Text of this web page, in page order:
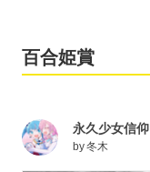
百合姫賞
永久少女信仰
by冬木